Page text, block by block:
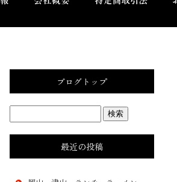
ブログトップ
最近の投稿